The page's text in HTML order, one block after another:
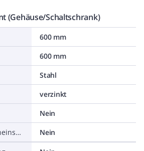
(Gehäuse/Schaltschrank)
600 mm
600 mm
Stahl
verzinkt
Nein
Geeignet für Außeneinsatz
Nein